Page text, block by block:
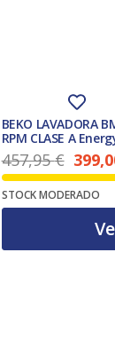
BEKO LAVADORA
RPM CLASE A
457,95€
El precio original era: 457,95 €.
STOCK MODERADO